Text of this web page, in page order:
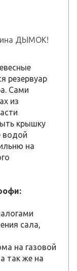
ДЫМОК!
резервуар
Сами
из
крышку
водой
на
сала,
на газовой
так же на